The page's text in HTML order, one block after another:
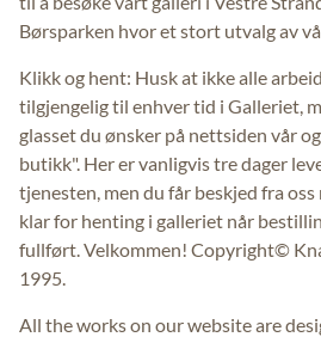
Børsparken hvor et stort utvalg av
Klikk og hent: Husk at ikke alle
tilgjengelig til enhver tid i Galleriet,
glasset du ønsker på nettsiden vår
butikk". Her er vanligvis tre dager
tjenesten, men du får beskjed fra
klar for henting i galleriet når
fullført. Velkommen! Copyright©
1995.
All the works on our website are